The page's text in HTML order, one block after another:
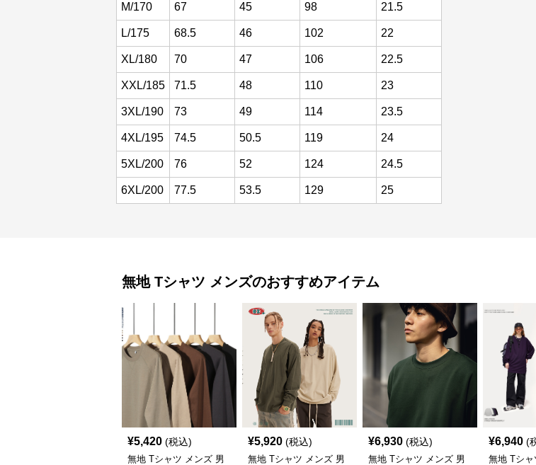
M/170 67 45 98 21.5
L/175 68.5 46 102 22
XL/180 70 47 106 22.5
XXL/185 71.5 48 110 23
3XL/190 73 49 114 23.5
4XL/195 74.5 50.5 119 24
5XL/200 76 52 124 24.5
6XL/200 77.5 53.5 129 25
無地 Tシャツ メンズのおすすめアイテム
¥5,420 (税込)
無地 Tシャツ メンズ 男
¥5,920 (税込)
無地 Tシャツ メンズ 男
¥6,930 (税込)
無地 Tシャツ メンズ 男
¥6,940 (
無地 Tシ